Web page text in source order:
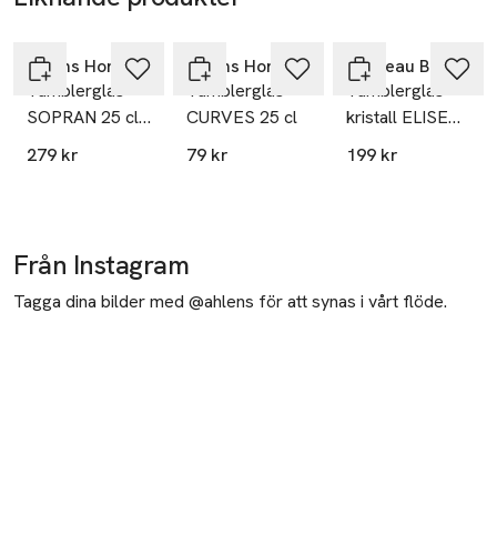
Åhléns Home
Tumblerglas
SOPRAN 25 cl,
4-pack
279 kr
Åhléns Home
Tumblerglas
CURVES 25 cl
79 kr
Chateau BONLION
Tumblerglas
kristall ELISE
36 cl, 2-pack
199 kr
Från Instagram
Tagga dina bilder med @ahlens för att synas i vårt flöde.